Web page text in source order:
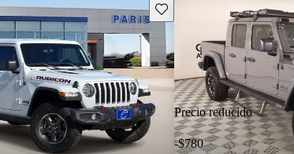
Guarda este Aviso
Precio reducido
-$780